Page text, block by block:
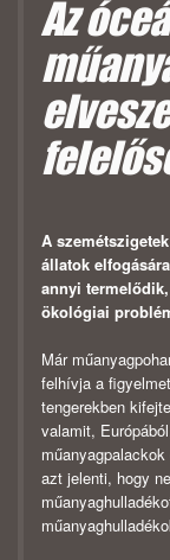
Az
A
állatok
annyi
ökológiai
Már
felhívja a
tengerekben
valamit,
azt jelenti, hogy